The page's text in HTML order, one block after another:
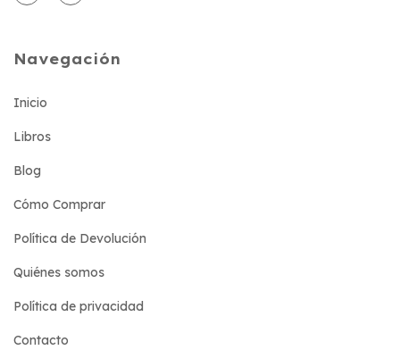
Navegación
Inicio
Libros
Blog
Cómo Comprar
Política de Devolución
Quiénes somos
Política de privacidad
Contacto